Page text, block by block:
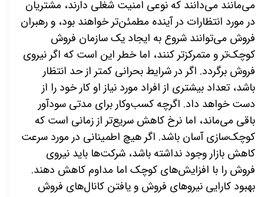
می‌مانند می‌دانند که نوعی امنیت شغلی دارند، مشتریان
در مورد انتظارات در آینده مطمئن‌تر خواهند بود، و رهبران
فروش می‌توانند شروع به ایجاد یک سازمان فروش
کوچک‌تر و متمرکزتر کنند، اما خطر این است که اگر نیروی
فروش برگردد. اگر در شرایط بحرانی کمتر از حد انتظار
باشد، تعداد بیشتری از افراد مورد نیاز او کار خود را از
دست خواهد داد. اگرچه کسبوکار برای مدتی سودآور
باقی میماند، اما نرخ کاهش سریع‌تر از زمانی است که
کوچکسازی آسان باشد. اگر هیچ اطمینانی در مورد سرعت
کاهش بازار وجود نداشته باشد، شرکت‌ها باید نیروی
فروش را با افزایش‌های کوچک اما مداوم کاهش دهند.
بهبود کارایی نیروهای فروش و یافتن کانالهای فروش